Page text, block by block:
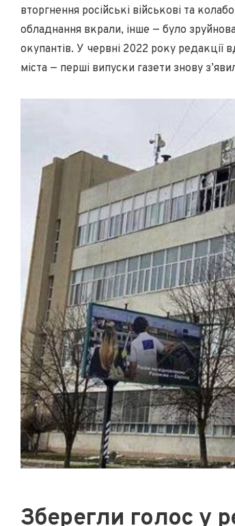
вторгнення російські військові та
обладнання вкрали, інше — було
окупантів. У червні 2022 року редакції
міста — перші випуски газети знову
Зберегли голос у